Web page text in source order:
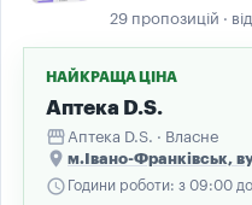
29 пропозицій ·
НАЙКРАЩА ЦІНА
Аптека D.S.
storefront Аптека D.S. · Власне
place м.Івано-Франківськ,
schedule Години роботи: з 09:00